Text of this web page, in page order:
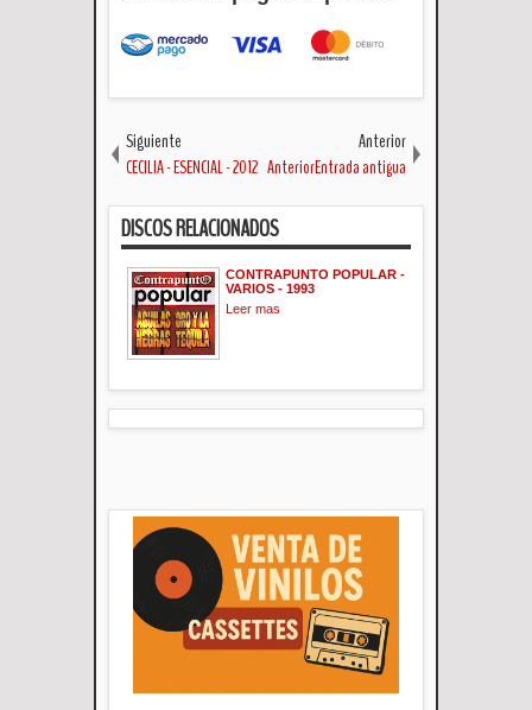
Siguiente
CECILIA - ESENCIAL - 2012
Anterior
AnteriorEntrada antigua
DISCOS RELACIONADOS
CONTRAPUNTO POPULAR -
VARIOS - 1993
Leer mas